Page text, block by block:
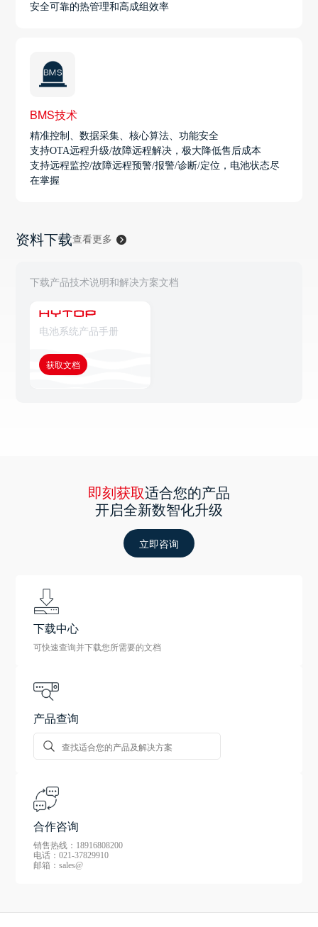
安全可靠的热管理和高成组效率
BMS技术
精准控制、数据采集、核心算法、功能安全
支持OTA远程升级/故障远程解决，极大降低售后成本
支持远程监控/故障远程预警/报警/诊断/定位，电池状态尽
在掌握
资料下载查看更多
下载产品技术说明和解决方案文档
电池系统产品手册
获取文档
即刻获取适合您的产品
开启全新数智化升级
立即咨询
下载中心
可快速查询并下载您所需要的文档
产品查询
合作咨询
销售热线：18916808200
电话：021-37829910
邮箱：sales@